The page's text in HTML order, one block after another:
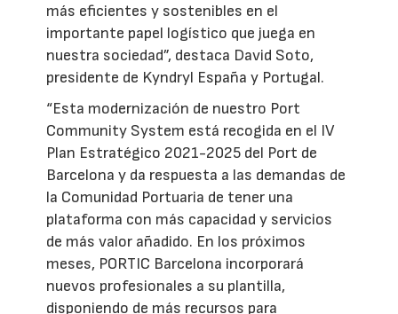
más eficientes y sostenibles en el
importante papel logístico que juega en
nuestra sociedad”, destaca David Soto,
presidente de Kyndryl España y Portugal.
“Esta modernización de nuestro Port
Community System está recogida en el IV
Plan Estratégico 2021-2025 del Port de
Barcelona y da respuesta a las demandas de
la Comunidad Portuaria de tener una
plataforma con más capacidad y servicios
de más valor añadido. En los próximos
meses, PORTIC Barcelona incorporará
nuevos profesionales a su plantilla,
disponiendo de más recursos para